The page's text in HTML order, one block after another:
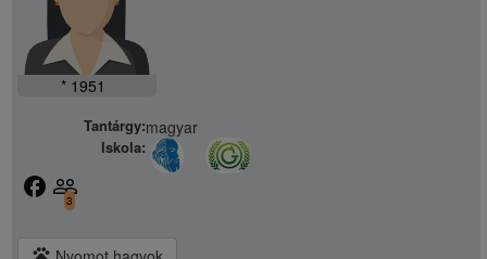
* 1951
Tantárgy:magyar
Iskola:
facebook people_outline
3
pets